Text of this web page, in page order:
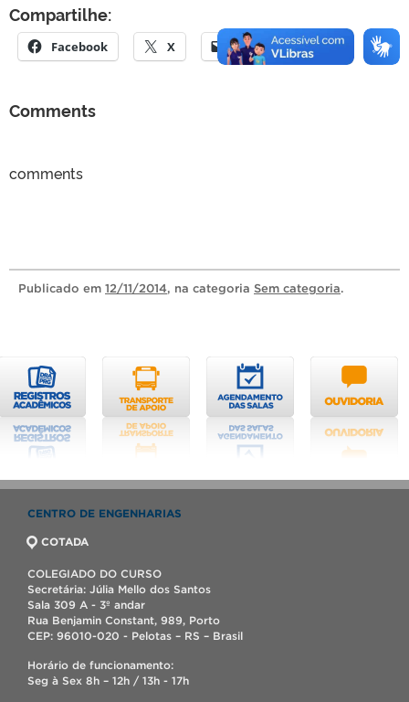
Compartilhe:
Facebook X E-mail
Comments
comments
Publicado em 12/11/2014, na categoria Sem categoria.
CENTRO DE ENGENHARIAS
COTADA
COLEGIADO DO CURSO
Secretária: Júlia Mello dos Santos
Sala 309 A - 3º andar
Rua Benjamin Constant, 989, Porto
CEP: 96010-020 - Pelotas – RS – Brasil
Horário de funcionamento:
Seg à Sex 8h – 12h / 13h - 17h